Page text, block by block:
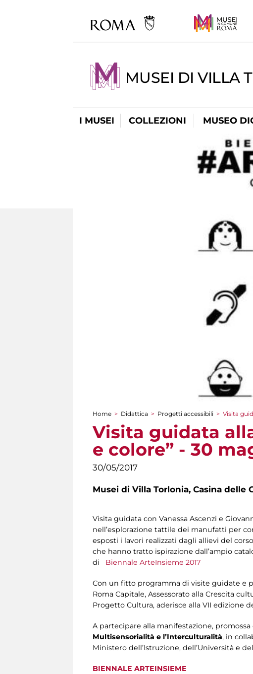
MUSEI DI VILLA
I MUSEI COLLEZIONI MUSEO
Tu sei qui
Home > Didattica > Progetti accessibili > Visita
Visita guidata
e colore” - 30
30/05/2017
Musei di Villa Torlonia, Casina delle
Visita guidata con Vanessa Ascenzi e
nell’esplorazione tattile dei manufatti per
esposti i lavori realizzati dagli allievi del
che hanno tratto ispirazione dall’ampio
di Biennale ArteInsieme 2017
Con un fitto programma di visite guidate e
Roma Capitale, Assessorato alla Crescita
Progetto Cultura, aderisce alla VII edizione
A partecipare alla manifestazione, promossa
Multisensorialità e l’Interculturalità, in
Ministero dell’Istruzione, dell’Università e
BIENNALE ARTEINSIEME